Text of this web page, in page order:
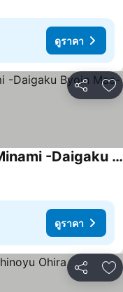
ดูราคา
แชร์ เ
Hotel Route-Inn Yamagata Minami -Daigaku Byoin Mae-
ดูราคา
แชร์ เ